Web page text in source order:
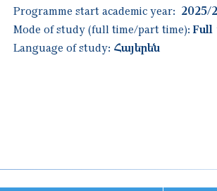
Programme start academic year: 2025/
Mode of study (full time/part time): Full
Language of study: Հայերեն